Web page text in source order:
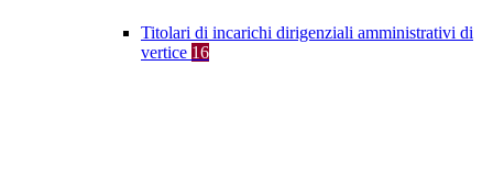
Titolari di incarichi dirigenziali amministrativi di
vertice 16